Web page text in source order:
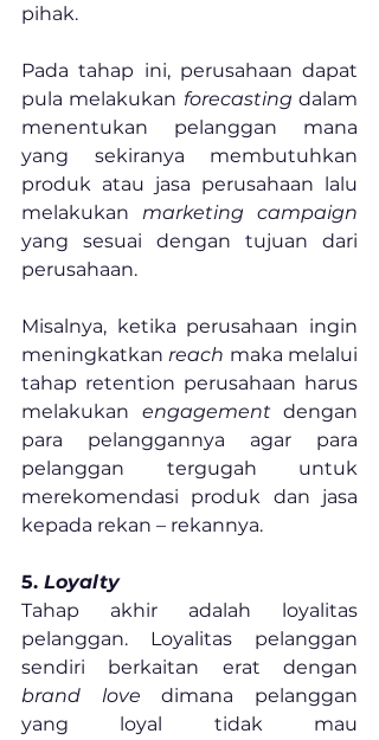
pihak.
Pada tahap ini, perusahaan dapat
pula melakukan forecasting dalam
menentukan pelanggan mana
yang sekiranya membutuhkan
produk atau jasa perusahaan lalu
melakukan marketing campaign
yang sesuai dengan tujuan dari
perusahaan.
Misalnya, ketika perusahaan ingin
meningkatkan reach maka melalui
tahap retention perusahaan harus
melakukan engagement dengan
para pelanggannya agar para
pelanggan tergugah untuk
merekomendasi produk dan jasa
kepada rekan – rekannya.
5. Loyalty
Tahap akhir adalah loyalitas
pelanggan. Loyalitas pelanggan
brand love dimana pelanggan
yang loyal tidak mau